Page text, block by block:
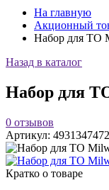
На главную
Акционный
Набор для ТО
Назад в каталог
Набор для
0 отзывов
Артикул: 4931347472
Кратко о товаре